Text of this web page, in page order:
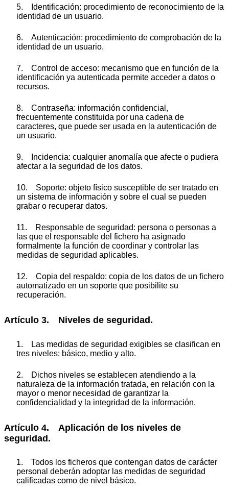
5. Identificación: procedimiento de reconocimiento de la
identidad de un usuario.
6. Autenticación: procedimiento de comprobación de la
identidad de un usuario.
7. Control de acceso: mecanismo que en función de la
identificación ya autenticada permite acceder a datos o
recursos.
8. Contraseña: información confidencial,
frecuentemente constituida por una cadena de
caracteres, que puede ser usada en la autenticación de
un usuario.
9. Incidencia: cualquier anomalía que afecte o pudiera
afectar a la seguridad de los datos.
10. Soporte: objeto físico susceptible de ser tratado en
un sistema de información y sobre el cual se pueden
grabar o recuperar datos.
11. Responsable de seguridad: persona o personas a
las que el responsable del fichero ha asignado
formalmente la función de coordinar y controlar las
medidas de seguridad aplicables.
12. Copia del respaldo: copia de los datos de un fichero
automatizado en un soporte que posibilite su
recuperación.
Artículo 3. Niveles de seguridad.
1. Las medidas de seguridad exigibles se clasifican en
tres niveles: básico, medio y alto.
2. Dichos niveles se establecen atendiendo a la
naturaleza de la información tratada, en relación con la
mayor o menor necesidad de garantizar la
confidencialidad y la integridad de la información.
Artículo 4. Aplicación de los niveles de
seguridad.
1. Todos los ficheros que contengan datos de carácter
personal deberán adoptar las medidas de seguridad
calificadas como de nivel básico.